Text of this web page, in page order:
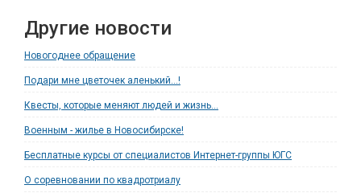
Другие новости
Новогоднее обращение
Подари мне цветочек аленький...!
Квесты, которые меняют людей и жизнь...
Военным - жилье в Новосибирске!
Бесплатные курсы от специалистов Интернет-группы ЮГС
О соревновании по квадротриалу